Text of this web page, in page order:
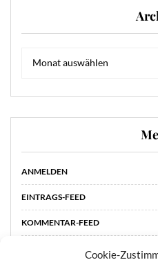
Cookie-
Monat auswählen
ANMELDEN
EINTRAGS-FEED
KOMMENTAR-FEED